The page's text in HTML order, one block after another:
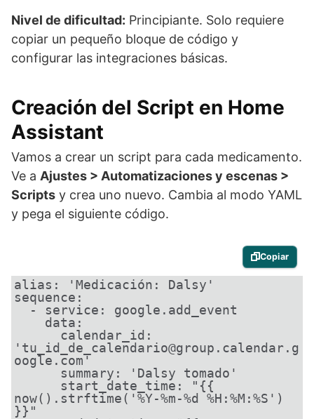
Nivel de dificultad: Principiante. Solo requiere
copiar un pequeño bloque de código y
configurar las integraciones básicas.
Creación del Script en Home
Assistant
Vamos a crear un script para cada medicamento.
Ve a Ajustes > Automatizaciones y escenas >
Scripts y crea uno nuevo. Cambia al modo YAML
y pega el siguiente código.
Copiar
alias: 'Medicación: Dalsy'
sequence:
'tu_id_de_calendario@group.calendar.g
oogle.com'
      summary: 'Dalsy tomado'
now().strftime('%Y-%m-%d %H:%M:%S')
}}"